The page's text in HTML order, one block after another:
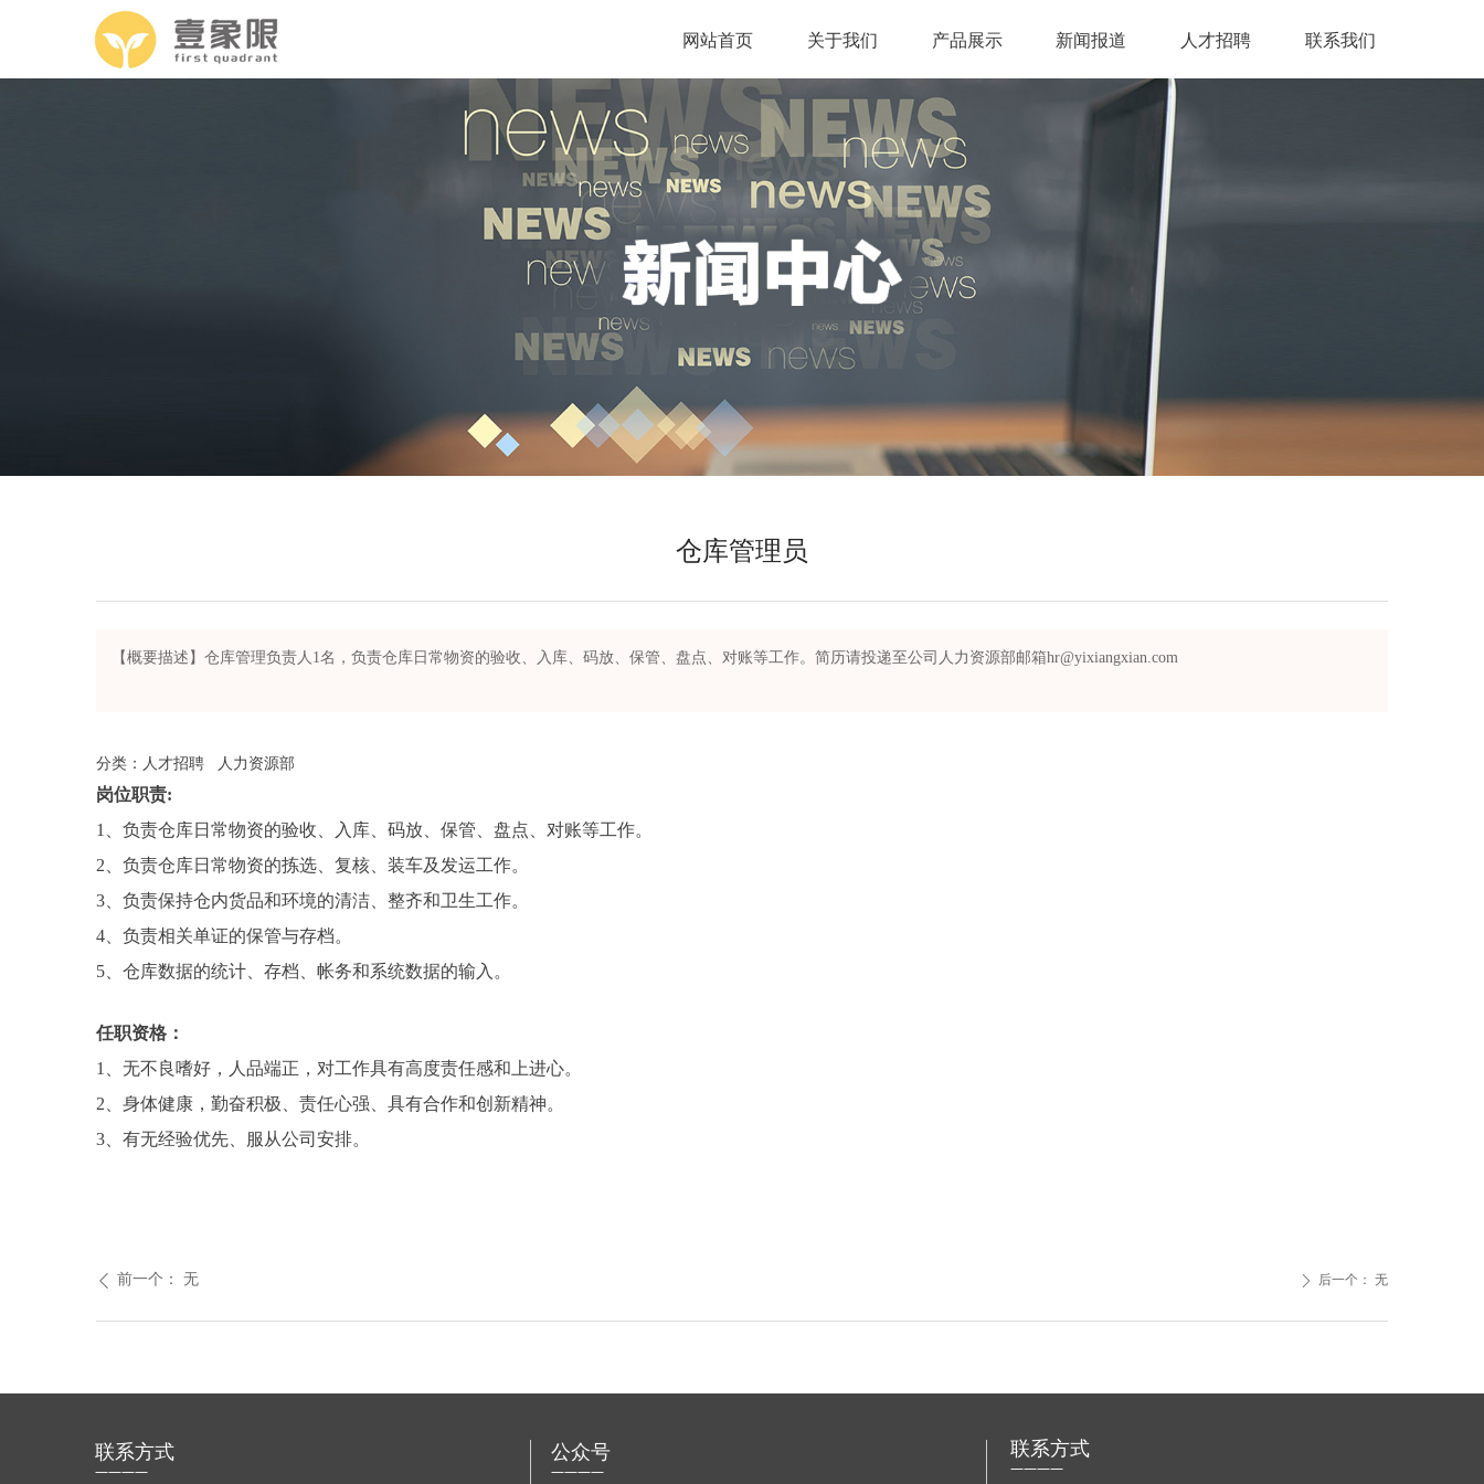
网站首页 关于我们 产品展示 新闻报道 人才招聘 联系我们
分类：人才招聘 人力资源部
岗位职责:
1、负责仓库日常物资的验收、入库、码放、保管、盘点、对账等工作。
2、负责仓库日常物资的拣选、复核、装车及发运工作。
3、负责保持仓内货品和环境的清洁、整齐和卫生工作。
4、负责相关单证的保管与存档。
5、仓库数据的统计、存档、帐务和系统数据的输入。
任职资格：
1、无不良嗜好，人品端正，对工作具有高度责任感和上进心。
2、身体健康，勤奋积极、责任心强、具有合作和创新精神。
3、有无经验优先、服从公司安排。
【概要描述】仓库管理负责人1名，负责仓库日常物资的验收、入库、码放、保管、盘点、对账等工作。简历请投递至公司人力资源部邮箱hr@yixiangxian.com
仓库管理员
ꄴ 前一个： 无 ꄲ 后一个： 无
联系方式
————
公众号
————
联系方式
————